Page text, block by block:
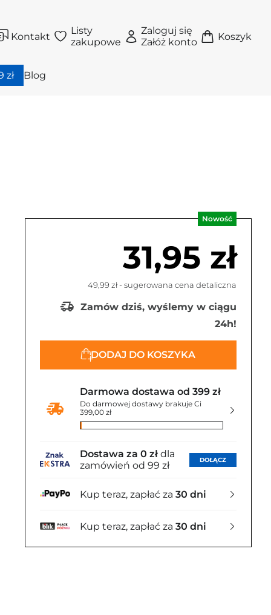
Kontakt
Listy
zakupowe
Zaloguj się
Załóż konto
Koszyk
zł Blog
Nowość
31,95 zł
49,99 zł- sugerowana cena detaliczna
Zamów dziś, wyślemy w ciągu
24h!
DODAJ DO KOSZYKA
Darmowa dostawa od 399 zł
Do darmowej dostawy brakuje Ci
399,00 zł
Dostawa za 0 zł dla
zamówień od 99 zł
DOŁĄCZ
Kup teraz, zapłać za 30 dni
Kup teraz, zapłać za 30 dni